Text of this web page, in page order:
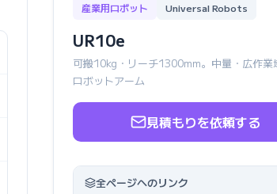
産業用ロボット Universal Robots
UR10e
可搬10kg・リーチ1300mm。中量・広作業
ロボットアーム
見積もりを依頼する
全ページへのリンク